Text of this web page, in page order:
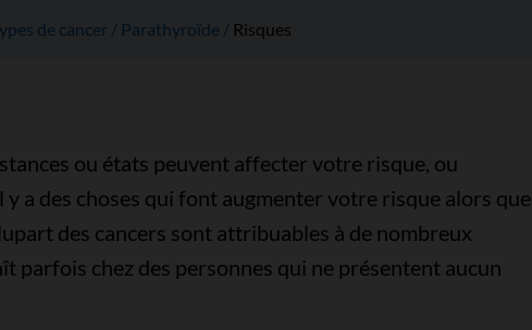
de cancer Parathyroïde Risques
ou états peuvent affecter votre risque, ou
y a des choses qui font augmenter votre risque alors que
des cancers sont attribuables à de nombreux
parfois chez des personnes qui ne présentent aucun